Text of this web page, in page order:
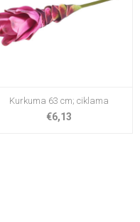
Kurkuma 63 cm; ciklama
€6,13